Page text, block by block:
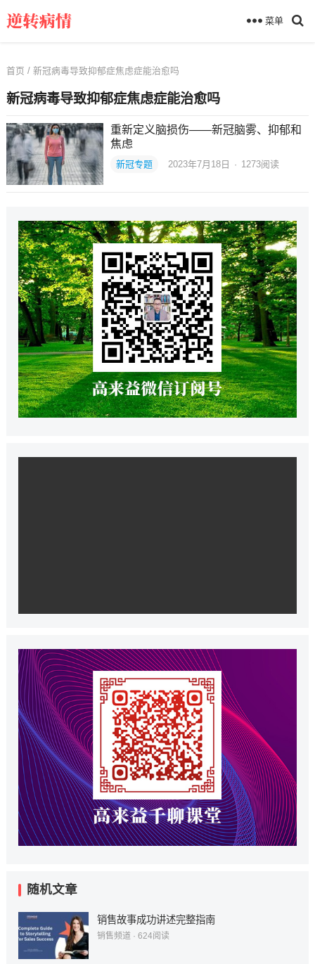
菜单
首页 / 新冠病毒导致抑郁症焦虑症能治愈吗
新冠病毒导致抑郁症焦虑症能治愈吗
重新定义脑损伤——新冠脑雾、抑郁和
焦虑
新冠专题 2023年7月18日 · 1273阅读
随机文章
销售故事成功讲述完整指南
销售频道· 624阅读